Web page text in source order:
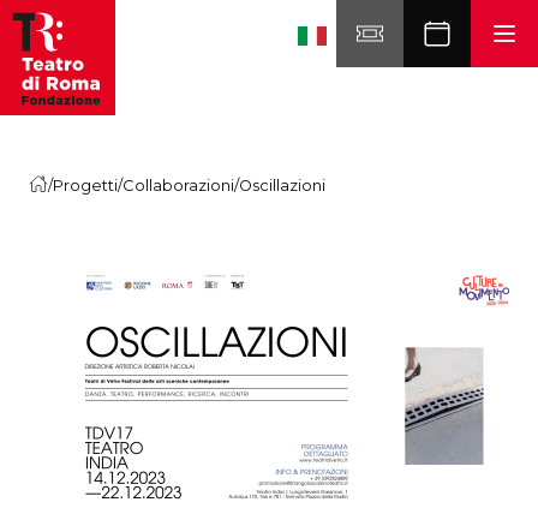
Skip to content
/Progetti/Collaborazioni/Oscillazioni